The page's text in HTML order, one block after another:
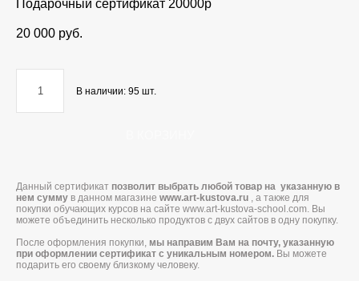
Подарочный сертификат 20000р
20 000 pуб.
В наличии: 95 шт.
Данный сертификат позволит выбрать любой товар на указанную в
нем сумму в данном магазине www.art-kustova.ru , а также для
покупки обучающих курсов на сайте www.art-kustova-school.com. Вы
можете объединить несколько продуктов с двух сайтов в одну покупку.
После оформления покупки, мы направим Вам на почту, указанную
при оформлении сертификат с уникальным номером. Вы можете
подарить его своему близкому человеку.